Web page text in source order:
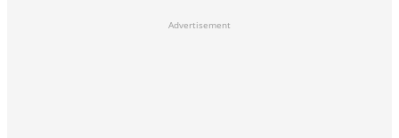
Advertisement